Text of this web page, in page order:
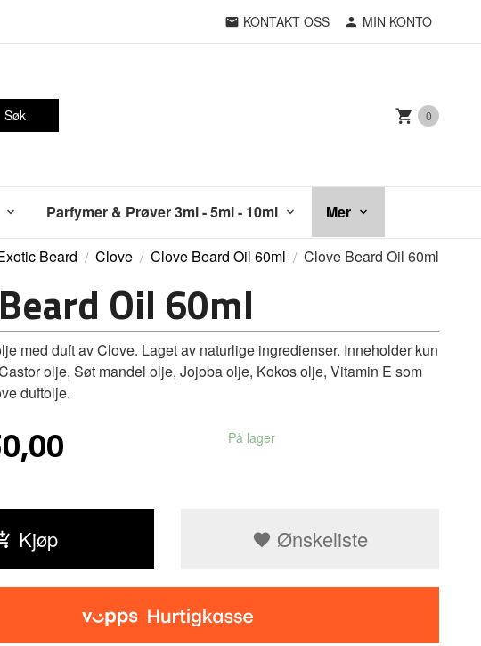
KONTAKT OSS MIN KONTO
Søk 0
Parfymer & Prøver 3ml - 5ml - 10ml Mer
Beard Clove Clove Beard Oil 60ml Clove Beard Oil 60ml
Oil 60ml
med duft av Clove. Laget av naturlige ingredienser. Inneholder kun
olje, Søt mandel olje, Jojoba olje, Kokos olje, Vitamin E som
duftolje.
På lager
Kjøp Ønskeliste